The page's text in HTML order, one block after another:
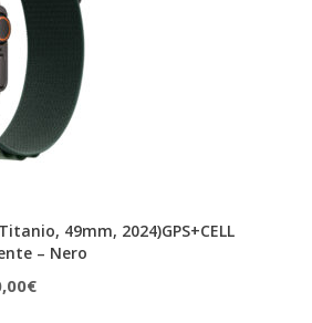
49mm, 2024)GPS+CELL
– Nero
€Il